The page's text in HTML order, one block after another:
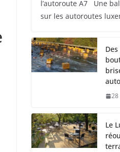
l’autoroute A7 Une
sur les autoroutes
28
Le